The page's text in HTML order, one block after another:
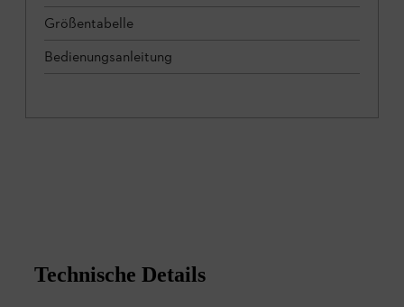
Größentabelle
Bedienungsanleitung
Technische Details